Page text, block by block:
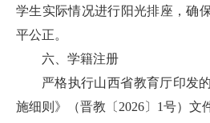
学生实际情况进行阳光排座，确
平公正。
六、学籍注册
严格执行山西省教育厅印发
施细则》（晋教〔2026〕1号）文